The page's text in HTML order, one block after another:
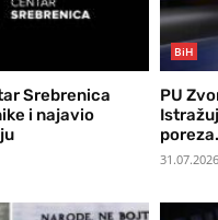
Srebrenica
i najavio
BiH
PU